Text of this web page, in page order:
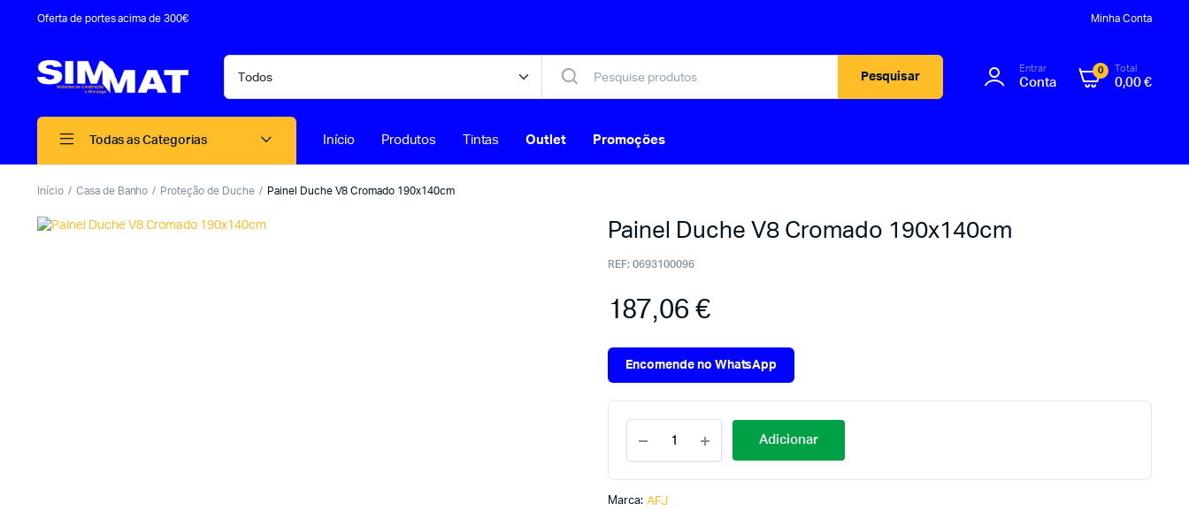
Oferta de portes acima de 300€ Minha Conta
Pesquisar
Entrar
Conta
0 Total
0,00€
Todas as Categorias Início Produtos Tintas Outlet Promoções
Início Casa de Banho Proteção de Duche Painel Duche V8 Cromado 190x140cm
Painel Duche V8 Cromado 190x140cm
REF: 0693100096
187,06€
Encomende no WhatsApp
Adicionar
Marca: AFJ